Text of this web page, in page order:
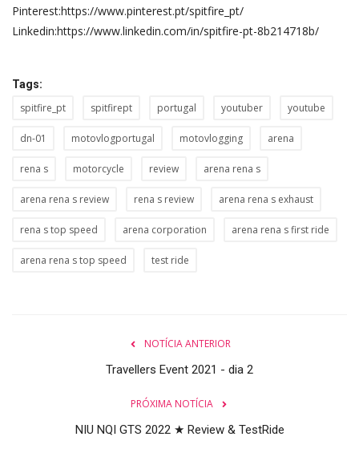
Pinterest:https://www.pinterest.pt/spitfire_pt/
Linkedin:https://www.linkedin.com/in/spitfire-pt-8b214718b/
Tags:
spitfire_pt spitfirept portugal youtuber youtube
dn-01 motovlogportugal motovlogging arena
rena s motorcycle review arena rena s
arena rena s review rena s review arena rena s exhaust
rena s top speed arena corporation arena rena s first ride
arena rena s top speed test ride
NOTÍCIA ANTERIOR
Travellers Event 2021 - dia 2
PRÓXIMA NOTÍCIA
NIU NQI GTS 2022 ★ Review & TestRide